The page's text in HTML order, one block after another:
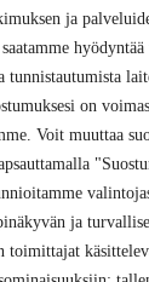
ja
tunnistautumista
on
Voit muuttaa
ja
toimittajat